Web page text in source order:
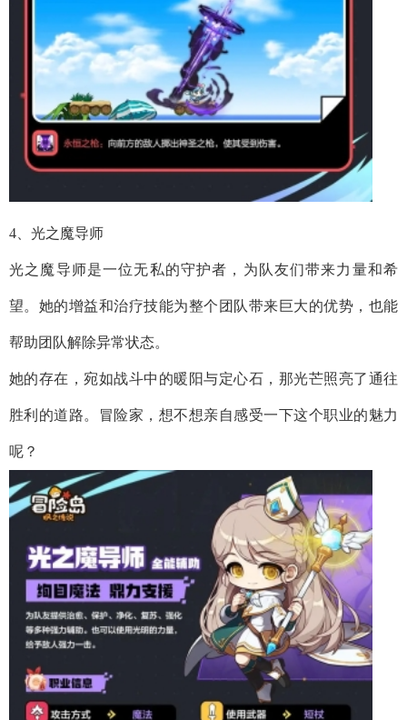
4、光之魔导师
光之魔导师是一位无私的守护者，为队友们带来力量和希
望。她的增益和治疗技能为整个团队带来巨大的优势，也能
帮助团队解除异常状态。
她的存在，宛如战斗中的暖阳与定心石，那光芒照亮了通往
胜利的道路。冒险家，想不想亲自感受一下这个职业的魅力
呢？